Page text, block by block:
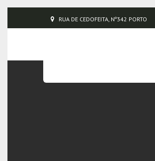
RUA DE CEDOFEITA, Nº342 PORTO